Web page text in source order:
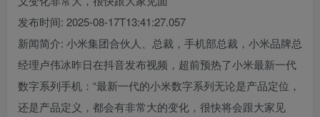
发布时间: 2025-08-17T13:41:27.057
新闻简介: 小米集团合伙人、总裁，手机部总裁，小米品牌总
经理卢伟冰昨日在抖音发布视频，超前预热了小米最新一代
数字系列手机：“最新一代的小米数字系列无论是产品定位，
还是产品定义，都会有非常大的变化，很快将会跟大家见